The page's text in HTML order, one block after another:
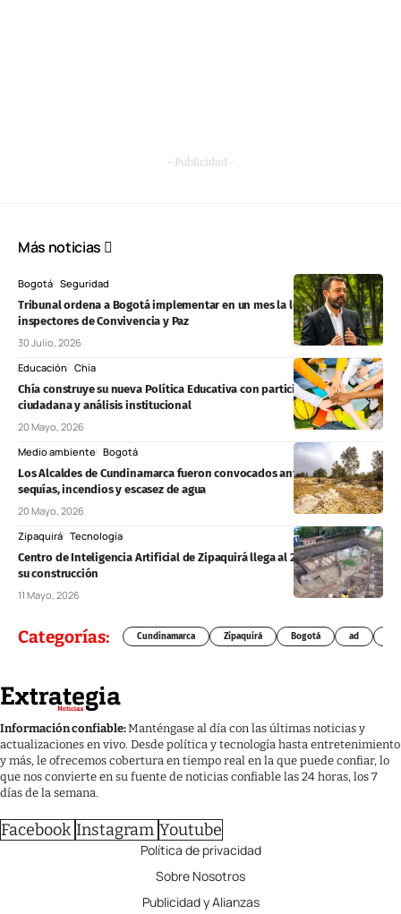
- Publicidad -
Más noticias
Bogotá Seguridad
Tribunal ordena a Bogotá implementar en un mes la ley de
inspectores de Convivencia y Paz
30 Julio, 2026
Educación Chía
Chía construye su nueva Política Educativa con participación
ciudadana y análisis institucional
20 Mayo, 2026
Medio ambiente Bogotá
Los Alcaldes de Cundinamarca fueron convocados ante amenaza de
sequías, incendios y escasez de agua
20 Mayo, 2026
Zipaquirá Tecnología
Centro de Inteligencia Artificial de Zipaquirá llega al 20% de avance en
su construcción
11 Mayo, 2026
Categorías: Cundinamarca Zipaquirá Bogotá ad
Información confiable:Manténgase al día con las últimas noticias y
actualizaciones en vivo. Desde política y tecnología hasta entretenimiento
y más, le ofrecemos cobertura en tiempo real en la que puede confiar, lo
que nos convierte en su fuente de noticias confiable las 24 horas, los 7
días de la semana.
Facebook Instagram Youtube
Política de privacidad
Sobre Nosotros
Publicidad y Alianzas